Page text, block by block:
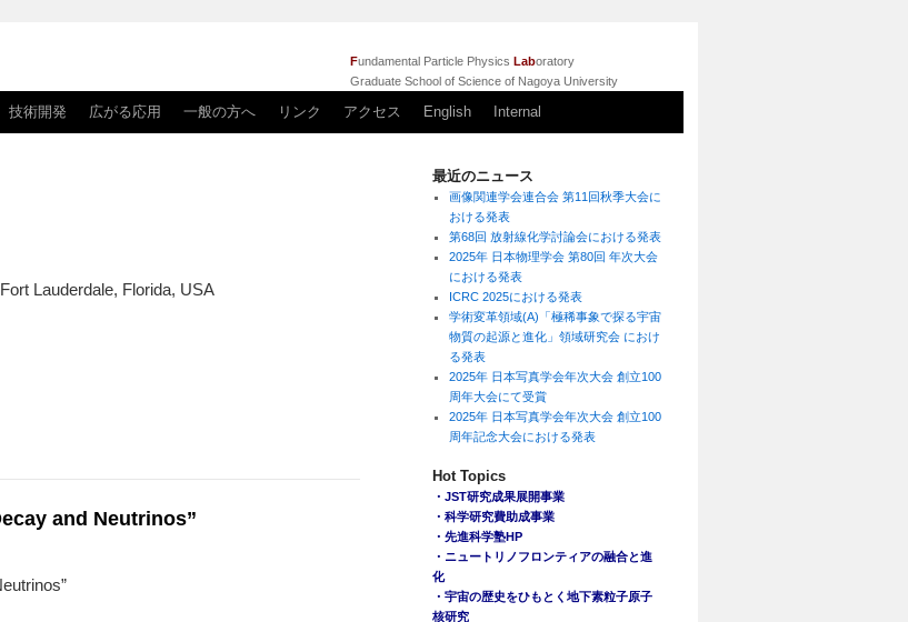
Fundamental Particle Physics Laboratory
Graduate School of Science of Nagoya University
技術開発 広がる応用 一般の方へ リンク アクセス English Internal
Lauderdale, Florida, USA
and Neutrinos”
最近のニュース
画像関連学会連合会 第11回秋季大会に
おける発表
第68回 放射線化学討論会における発表
2025年 日本物理学会 第80回 年次大会
における発表
ICRC 2025における発表
学術変革領域(A)「極稀事象で探る宇宙
物質の起源と進化」領域研究会 におけ
る発表
2025年 日本写真学会年次大会 創立100
周年大会にて受賞
2025年 日本写真学会年次大会 創立100
周年記念大会における発表
Hot Topics
・JST研究成果展開事業
・科学研究費助成事業
・先進科学塾HP
・ニュートリノフロンティアの融合と進
化
・宇宙の歴史をひもとく地下素粒子原子
核研究